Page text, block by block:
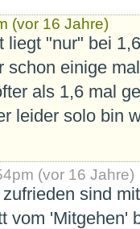
(vor 16 Jahre)
liegt "nur" bei
schon einige
als 1,6 mal
leider solo bin
(vor 16 Jahre)
sind
vom 'Mitgehen'